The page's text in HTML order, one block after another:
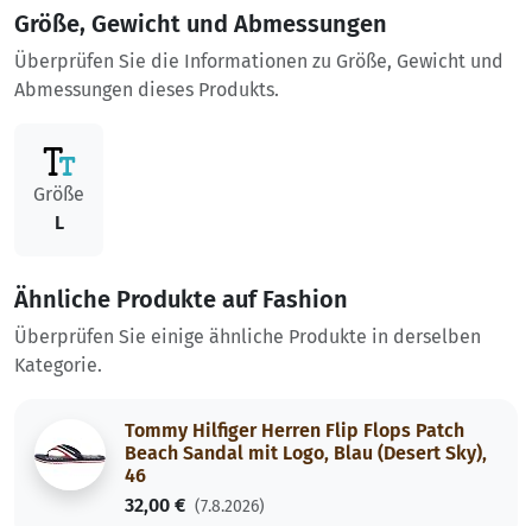
Größe, Gewicht und Abmessungen
Überprüfen Sie die Informationen zu Größe, Gewicht und
Abmessungen dieses Produkts.
Größe
L
Ähnliche Produkte auf Fashion
Überprüfen Sie einige ähnliche Produkte in derselben
Kategorie.
Tommy Hilfiger Herren Flip Flops Patch
Beach Sandal mit Logo, Blau (Desert Sky),
46
32,00 € (7.8.2026)